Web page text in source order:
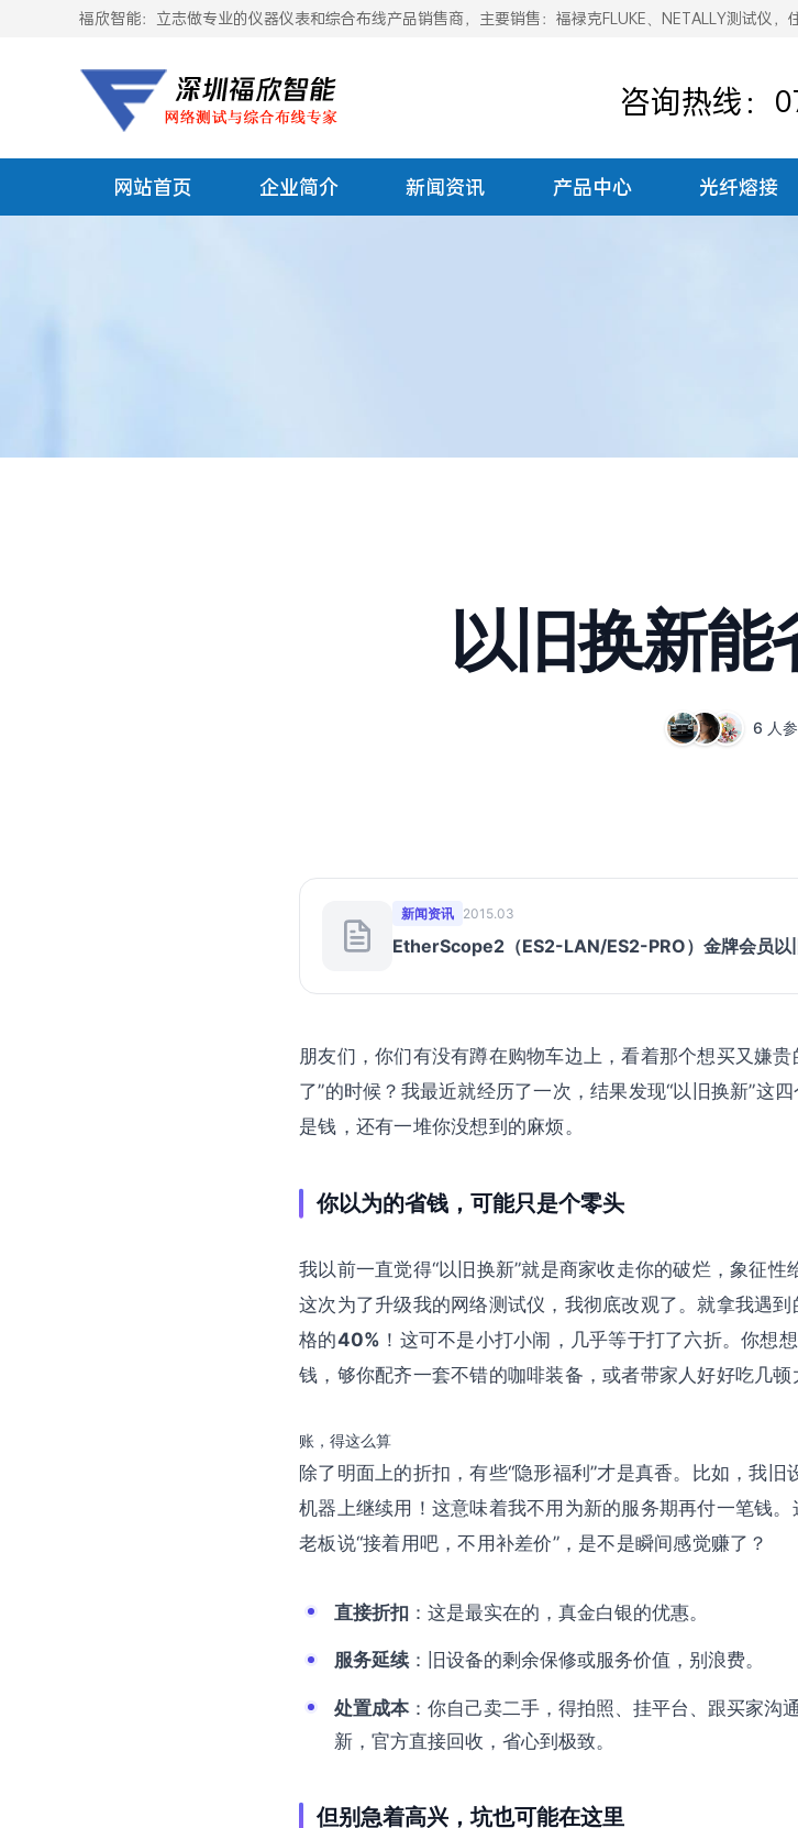
福欣智能：立志做专业的仪器仪表和综合布线产品销售商，主要销售：福禄克FLUKE、NETALLY测试仪，
咨询热线：
网站首页 企业简介 新闻资讯 产品中心 光纤熔接
以旧换新能
6 人
新闻资讯 2015.03
EtherScope2（ES2-LAN/ES2-PRO）金牌会员
朋友们，你们有没有蹲在购物车边上，看着那个想买又嫌
了”的时候？我最近就经历了一次，结果发现“以旧换新”这
是钱，还有一堆你没想到的麻烦。
你以为的省钱，可能只是个零头
我以前一直觉得“以旧换新”就是商家收走你的破烂，象征
这次为了升级我的网络测试仪，我彻底改观了。就拿我遇
格的40% ！这可不是小打小闹，几乎等于打了六折。你想
钱，够你配齐一套不错的咖啡装备，或者带家人好好吃几顿
账，得这么算
除了明面上的折扣，有些“隐形福利”才是真香。比如，我
机器上继续用！这意味着我不用为新的服务期再付一笔钱
老板说“接着用吧，不用补差价”，是不是瞬间感觉赚了？
直接折扣 ：这是最实在的，真金白银的优惠。
服务延续：旧设备的剩余保修或服务价值，别浪费。
处置成本：你自己卖二手，得拍照、挂平台、跟买家沟
新，官方直接回收，省心到极致。
但别急着高兴，坑也可能在这里